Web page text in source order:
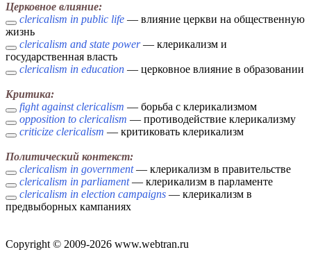
Церковное влияние:
clericalism in public life — влияние церкви на общественную
жизнь
clericalism and state power— клерикализм и
государственная власть
clericalism in education — церковное влияние в образовании
Критика:
fight against clericalism — борьба с клерикализмом
opposition to clericalism — противодействие клерикализму
criticize clericalism — критиковать клерикализм
Политический контекст:
clericalism in government— клерикализм в правительстве
clericalism in parliament— клерикализм в парламенте
clericalism in election campaigns — клерикализм в
предвыборных кампаниях
Copyright © 2009-2026 www.webtran.ru